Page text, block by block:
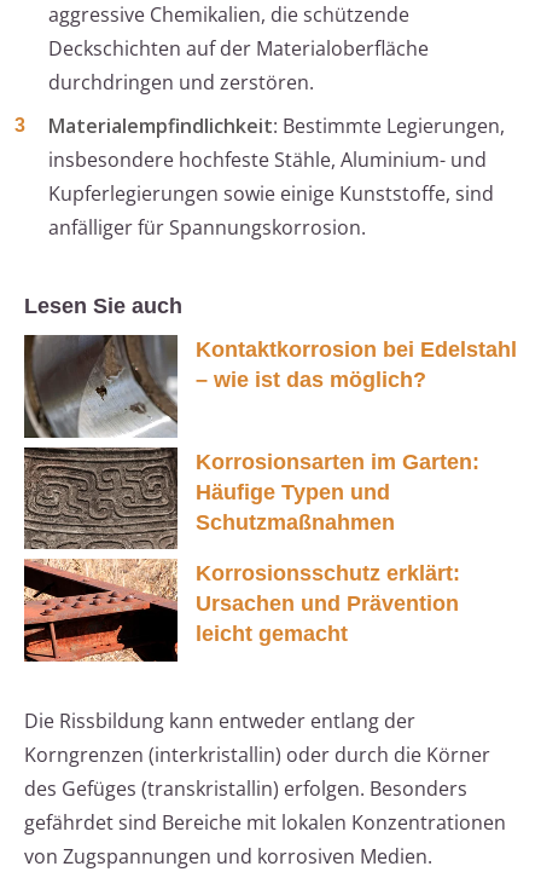
aggressive Chemikalien, die schützende
Deckschichten auf der Materialoberfläche
durchdringen und zerstören.
Materialempfindlichkeit: Bestimmte Legierungen,
insbesondere hochfeste Stähle, Aluminium- und
Kupferlegierungen sowie einige Kunststoffe, sind
anfälliger für Spannungskorrosion.
Lesen Sie auch
Kontaktkorrosion bei Edelstahl
– wie ist das möglich?
Korrosionsarten im Garten:
Häufige Typen und
Schutzmaßnahmen
Korrosionsschutz erklärt:
Ursachen und Prävention
leicht gemacht
Die Rissbildung kann entweder entlang der
Korngrenzen (interkristallin) oder durch die Körner
des Gefüges (transkristallin) erfolgen. Besonders
gefährdet sind Bereiche mit lokalen Konzentrationen
von Zugspannungen und korrosiven Medien.